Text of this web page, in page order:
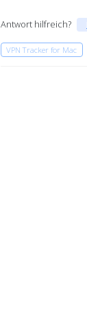
Antwort hilfreich?
VPN Tracker for Mac